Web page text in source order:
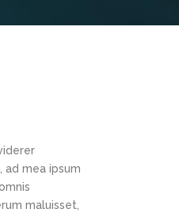
mea ipsum
maluisset,